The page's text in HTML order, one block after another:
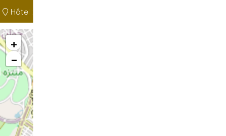
Hôtel :
+
−